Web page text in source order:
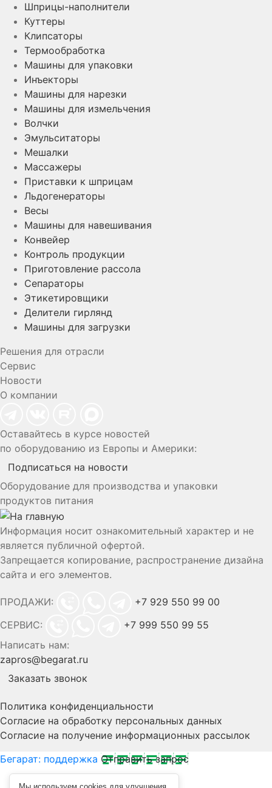
Шприцы-наполнители
Куттеры
Клипсаторы
Термообработка
Машины для упаковки
Инъекторы
Машины для нарезки
Машины для измельчения
Волчки
Эмульситаторы
Мешалки
Массажеры
Приставки к шприцам
Льдогенераторы
Весы
Машины для навешивания
Конвейер
Контроль продукции
Приготовление рассола
Сепараторы
Этикетировщики
Делители гирлянд
Машины для загрузки
Решения для отрасли
Сервис
Новости
О компании
Оставайтесь в курсе новостей
по оборудованию из Европы и Америки:
Подписаться на новости
Оборудование для производства и упаковки
продуктов питания
Информация носит ознакомительный характер и не
является публичной офертой.
Запрещается копирование, распространение дизайна
сайта и его элементов.
ПРОДАЖИ:
+7 929 550 99 00
СЕРВИС:
+7 999 550 99 55
Написать нам:
zapros@begarat.ru
Заказать звонок
Политика конфиденциальности
Согласие на обработку персональных данных
Согласие на получение информационных рассылок
Бегарат: поддержка Отправить запрос